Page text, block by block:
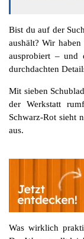
Bist du auf der
aushält? Wir
ausprobiert – und
durchdachten
Mit sieben
der Werkstatt
Schwarz-Rot sieht
aus.
Was wirklich